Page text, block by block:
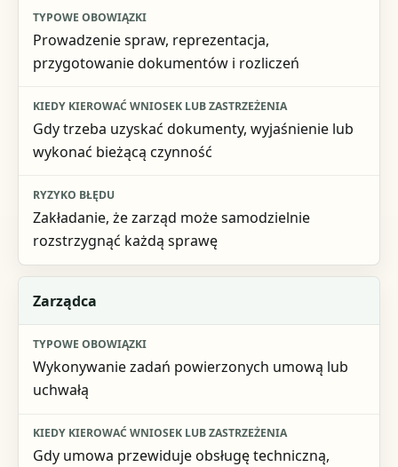
Prowadzenie spraw, reprezentacja,
przygotowanie dokumentów i rozliczeń
Gdy trzeba uzyskać dokumenty, wyjaśnienie lub
wykonać bieżącą czynność
Zakładanie, że zarząd może samodzielnie
rozstrzygnąć każdą sprawę
Zarządca
Wykonywanie zadań powierzonych umową lub
uchwałą
Gdy umowa przewiduje obsługę techniczną,